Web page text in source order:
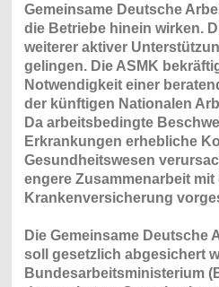
Gemeinsame Deutsche
die Betriebe hinein wirken.
weiterer aktiver
gelingen. Die ASMK
Notwendigkeit einer
der künftigen Nationalen
Da arbeitsbedingte
Erkrankungen erhebliche
Gesundheitswesen
engere Zusammenarbeit mit
Krankenversicherung
Die Gemeinsame Deutsche
soll gesetzlich abgesichert
Bundesarbeitsministerium